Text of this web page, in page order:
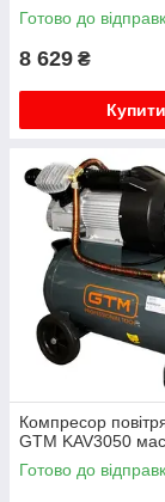
Готово до
8 629 ₴
Купити
Компресор
GTM KAV3050
Готово до